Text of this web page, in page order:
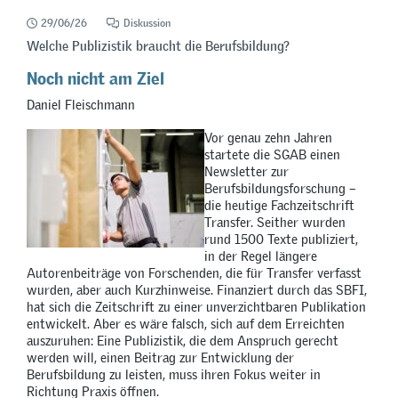
29/06/26 Diskussion
Welche Publizistik braucht die Berufsbildung?
Noch nicht am Ziel
Daniel Fleischmann
Vor genau zehn Jahren
startete die SGAB einen
Newsletter zur
Berufsbildungsforschung –
die heutige Fachzeitschrift
Transfer. Seither wurden
rund 1500 Texte publiziert,
in der Regel längere
Autorenbeiträge von Forschenden, die für Transfer verfasst
wurden, aber auch Kurzhinweise. Finanziert durch das SBFI,
hat sich die Zeitschrift zu einer unverzichtbaren Publikation
entwickelt. Aber es wäre falsch, sich auf dem Erreichten
auszuruhen: Eine Publizistik, die dem Anspruch gerecht
werden will, einen Beitrag zur Entwicklung der
Berufsbildung zu leisten, muss ihren Fokus weiter in
Richtung Praxis öffnen.